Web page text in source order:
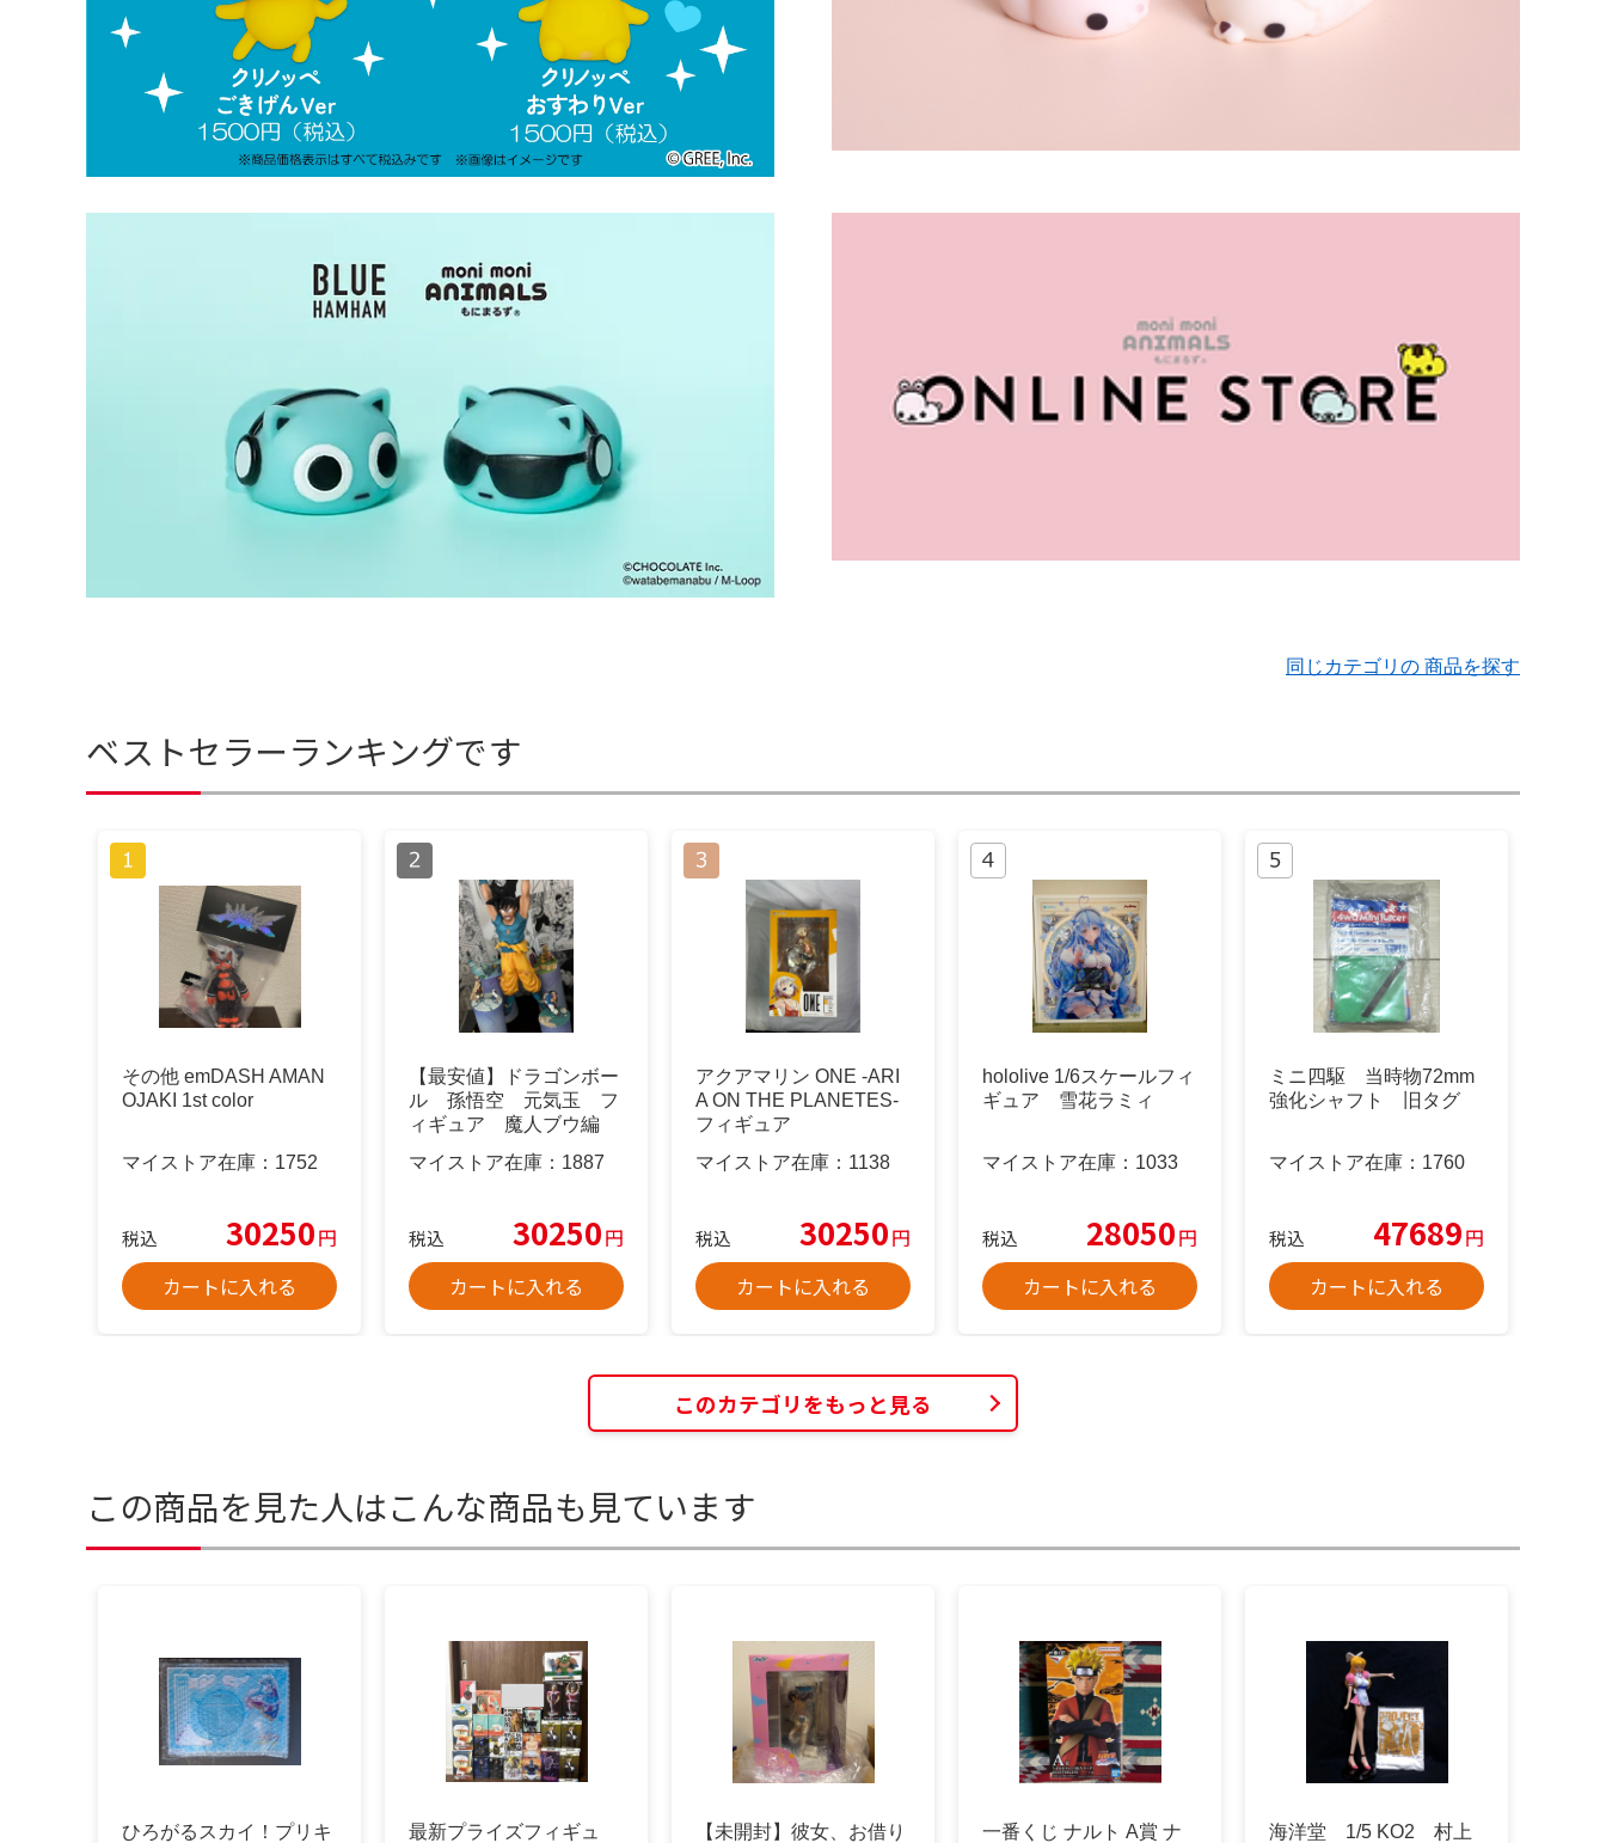
同じカテゴリの 商品を探す
ベストセラーランキングです
その他 emDASH AMAN
OJAKI 1st color
マイストア在庫： 1752
税込 30250円
カートに入れる
【最安値】ドラゴンボー
ル 孫悟空 元気玉 フ
ィギュア 魔人ブウ編
マイストア在庫： 1887
税込 30250円
カートに入れる
アクアマリン ONE -ARI
A ON THE PLANETES-
フィギュア
マイストア在庫： 1138
税込 30250円
カートに入れる
hololive 1/6スケールフィ
ギュア 雪花ラミィ
マイストア在庫： 1033
税込 28050円
カートに入れる
ミニ四駆 当時物72mm
強化シャフト 旧タグ
マイストア在庫： 1760
税込 47689円
カートに入れる
このカテゴリをもっと見る
この商品を見た人はこんな商品も見ています
ひろがるスカイ！プリキ 最新プライズフィギュ 【未開封】彼女、お借り 一番くじ ナルト A賞 ナ 海洋堂 1/5 KO2 村上